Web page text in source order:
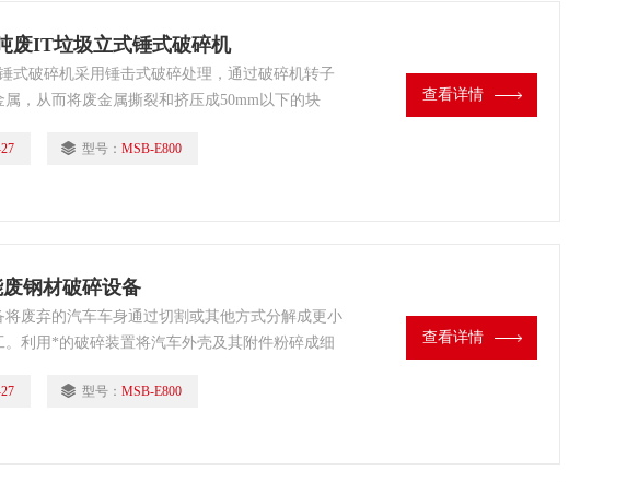
废IT垃圾立式锤式破碎机
式破碎机采用锤击式破碎处理，通过破碎机转子
，从而将废金属撕裂和挤压成50mm以下的块
型号： MSB-E800
查看详情
钢材破碎设备
将废弃的汽车车身通过切割或其他方式分解成更小
。利用*的破碎装置将汽车外壳及其附件粉碎成细
部分材料可以直接回收再利用。
型号： MSB-E800
查看详情